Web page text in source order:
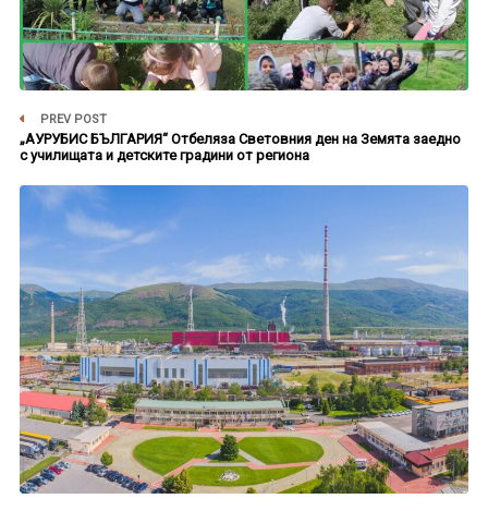
PREV POST
„АУРУБИС БЪЛГАРИЯ“ Отбеляза Световния ден на Земята заедно
с училищата и детските градини от региона